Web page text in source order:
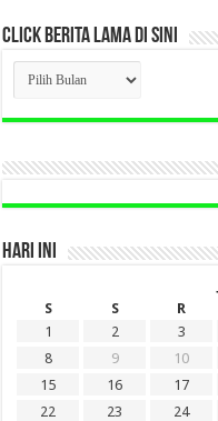
CLICK BERITA LAMA DI SINI
CLICK
BERITA
LAMA
DI
HARI INI
S
S R
1
2 3
8
9 10
15
16 17
22
23 24